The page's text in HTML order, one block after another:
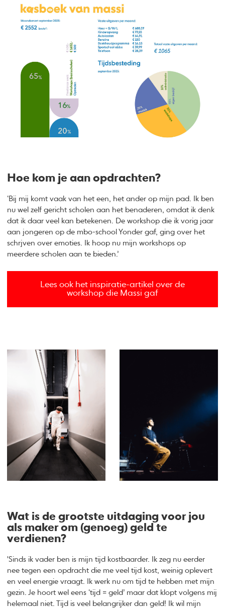
Hoe kom je aan opdrachten?
‘Bij mij komt vaak van het een, het ander op mijn pad. Ik ben
nu wel zelf gericht scholen aan het benaderen, omdat ik denk
dat ik daar veel kan betekenen. De workshop die ik vorig jaar
aan jongeren op de mbo-school Yonder gaf, ging over het
schrjven over emoties. Ik hoop nu mijn workshops op
meerdere scholen aan te bieden.’
Lees ook het inspiratie-artikel over de
workshop die Massi gaf
Wat is de grootste uitdaging voor jou
als maker om (genoeg) geld te
verdienen?
'Sinds ik vader ben is mijn tijd kostbaarder. Ik zeg nu eerder
nee tegen een opdracht die me veel tijd kost, weinig oplevert
en veel energie vraagt. Ik werk nu om tijd te hebben met mijn
gezin. Je hoort wel eens ‘tijd = geld’ maar dat klopt volgens mij
helemaal niet. Tijd is veel belangrijker dan geld! Ik wil mijn